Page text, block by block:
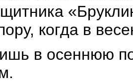
когда в
в осеннюю